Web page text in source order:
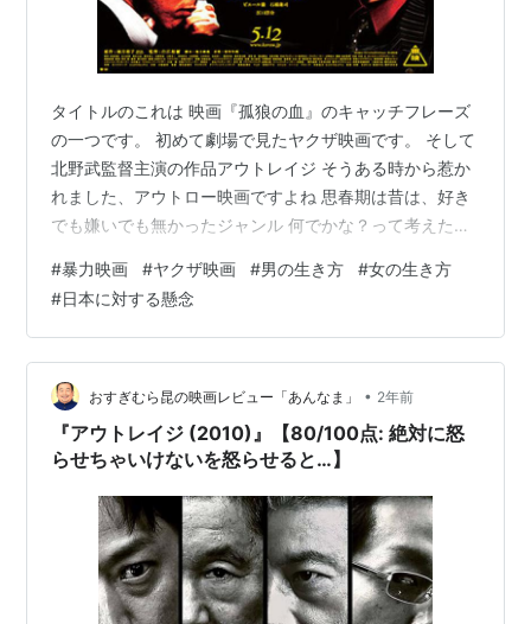
タイトルのこれは 映画『孤狼の血』のキャッチフレーズ
の一つです。 初めて劇場で見たヤクザ映画です。 そして
北野武監督主演の作品アウトレイジ そうある時から惹か
れました、アウトロー映画ですよね 思春期は昔は、好き
でも嫌いでも無かったジャンル 何でかな？って考えたら
身にも言えますが問題起こしたり、死を覚悟する勇気は
ない 個人主義や平和ゆえとか？または政治に対する無関
心とか？ 頼りない政治家は裏金もらいつつ、日本を海外
投資家に売却してるのも 土地を売りまくってるのを表に
しない報道にも怒りを覚えます 海外の暴動やデモを見て
も変化しない情勢 なら個々…
#暴力映画 #ヤクザ映画 #男の生き方 #女の生き方
#日本に対する懸念
おすぎむら昆の映画レビュー「あんなま」 • 2年前
『アウトレイジ (2010)』【80/100点: 絶対に怒
らせちゃいけないを怒らせると…】